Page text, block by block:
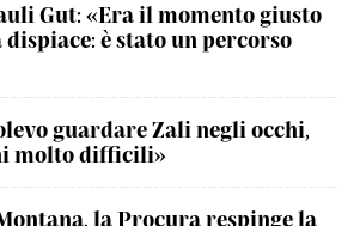
Gut: «Era il momento giusto
è stato un percorso
guardare Zali negli occhi,
molto difficili»
la Procura respinge la